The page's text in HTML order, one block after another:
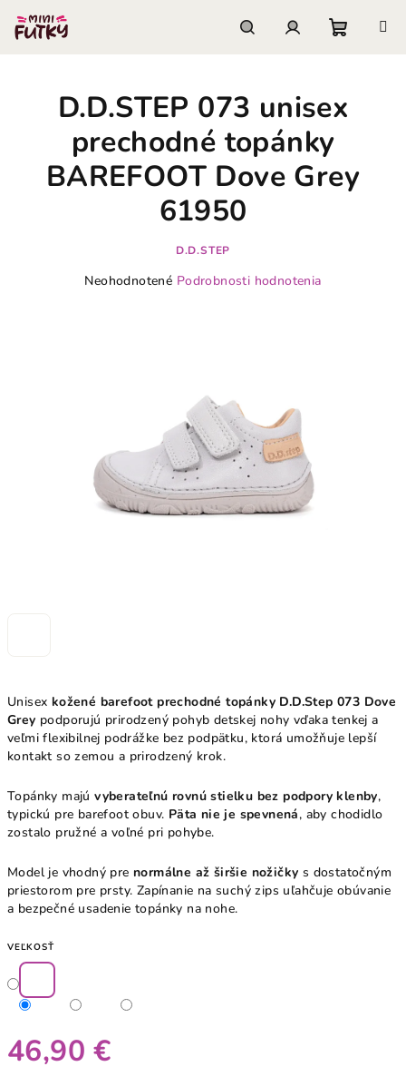
obsah
košík
Unisex kožené barefoot prechodné topánky D.D.Step 073 Dove
Grey podporujú prirodzený pohyb detskej nohy vďaka tenkej a
veľmi flexibilnej podrážke bez podpätku, ktorá umožňuje lepší
kontakt so zemou a prirodzený krok.
Topánky majúvyberateľnú rovnú stielku bez podpory klenby,
typickú pre barefoot obuv. Päta nie je spevnená, aby chodidlo
zostalo pružné a voľné pri pohybe.
Model je vhodný pre normálne až širšie nožičky s dostatočným
priestorom pre prsty. Zapínanie na suchý zips uľahčuje obúvanie
a bezpečné usadenie topánky na nohe.
VEĽKOSŤ
46,90 €
D.D.STEP 073 unisex
prechodné topánky
BAREFOOT Dove Grey
61950
D.D.STEP
Priemerné
Neohodnotené Podrobnosti hodnotenia